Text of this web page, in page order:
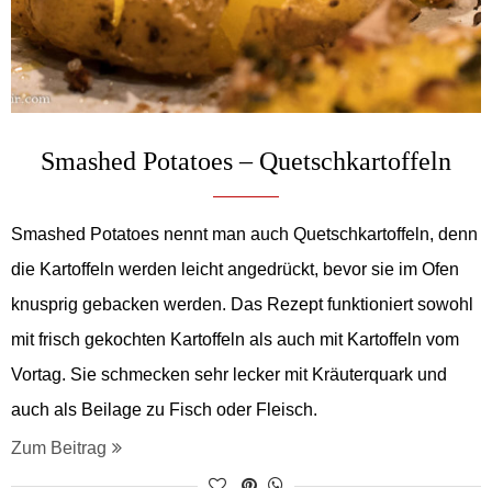
Smashed Potatoes – Quetschkartoffeln
Smashed Potatoes nennt man auch Quetschkartoffeln, denn
die Kartoffeln werden leicht angedrückt, bevor sie im Ofen
knusprig gebacken werden. Das Rezept funktioniert sowohl
mit frisch gekochten Kartoffeln als auch mit Kartoffeln vom
Vortag. Sie schmecken sehr lecker mit Kräuterquark und
auch als Beilage zu Fisch oder Fleisch.
Zum Beitrag